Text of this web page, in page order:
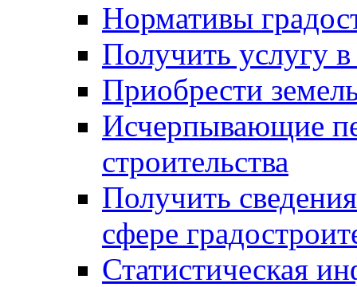
Нормативы
Получить услугу в
Приобрести
Исчерпывающие
строительства
Получить
сфере
Статистическая